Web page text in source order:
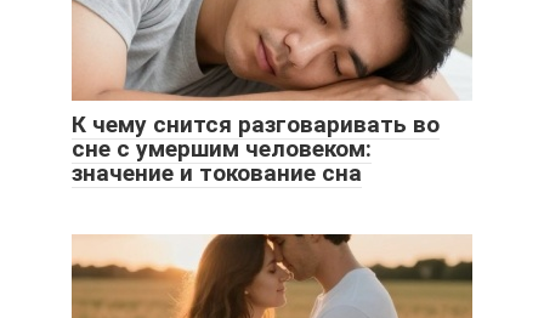
К чему снится разговаривать во
сне с умершим человеком:
значение и токование сна